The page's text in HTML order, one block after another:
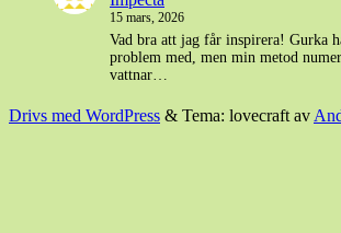
15 mars, 2026
Vad bra att jag får inspirera! Gurka
problem med, men min metod
vattnar…
Drivs med WordPress & Tema: lovecraft av